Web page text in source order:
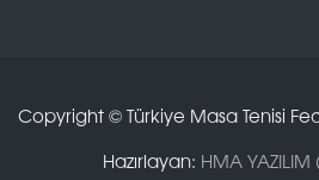
Copyright © Türkiye Masa Tenisi
Hazırlayan: HMA